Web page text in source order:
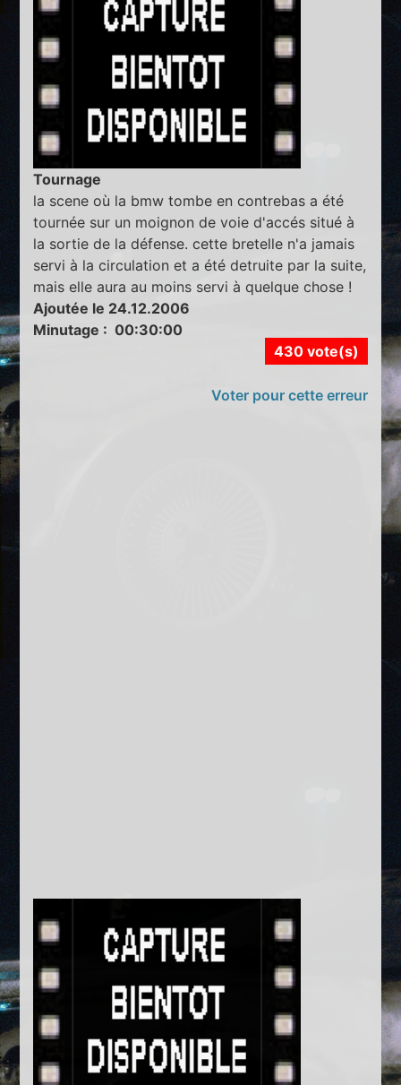
Tournage
la scene où la bmw tombe en contrebas a été
tournée sur un moignon de voie d'accés situé à
la sortie de la défense. cette bretelle n'a jamais
servi à la circulation et a été detruite par la suite,
mais elle aura au moins servi à quelque chose !
Ajoutée le 24.12.2006
Minutage : 00:30:00
430 vote(s)
Voter pour cette erreur